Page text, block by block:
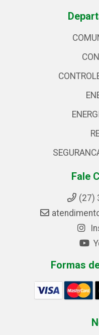
Fale
(27)
Formas